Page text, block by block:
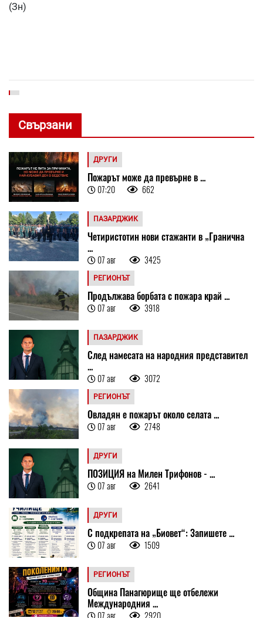
(Зн)
Свързани
ДРУГИ
Пожарът може да превърне в ...
07:20 662
ПАЗАРДЖИК
Четиристотин нови стажанти в „Гранична
...
07 авг 3425
РЕГИОНЪТ
Продължава борбата с пожара край ...
07 авг 3918
ПАЗАРДЖИК
След намесата на народния представител
...
07 авг 3072
РЕГИОНЪТ
Овладян е пожарът около селата ...
07 авг 2748
ДРУГИ
ПОЗИЦИЯ на Милен Трифонов - ...
07 авг 2641
ДРУГИ
С подкрепата на „Биовет“: Запишете ...
07 авг 1509
РЕГИОНЪТ
Община Панагюрище ще отбележи
Международния ...
07 авг 2920